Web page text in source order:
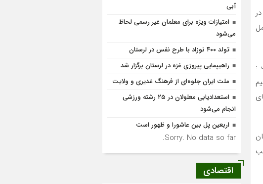
:
آبی
امتیازات ویژه برای معلمان غیر رسمی لحاظ
می‌شود
تولد ۴۰۰ نوزاد با طرح نفس در لرستان
راهیپمایی پیروزی غزه در لرستان برگزار شد
ملت ایران جلوه‌ای از فرهنگ غدیری و ولایت
استعدادیابی معلولان در ۲۵ رشته ورزشی
انجام می‌شود
اربعین پل بین عاشورا و ظهور است
Sorry. No data so far.
اقتصادی